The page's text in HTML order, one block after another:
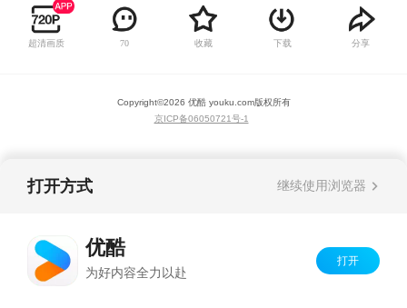
克服各种困难，结识了更多同伴，最终凭着友
情、爱与正义的力量拯救了彩虹国。
超清画质 70 收藏 下载 分享
Copyright©2026 优酷 youku.com版权所有
京ICP备06050721号-1
打开方式 继续使用浏览器
优酷
为好内容全力以赴
打开